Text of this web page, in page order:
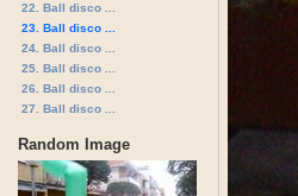
22. Ball disco ...
23. Ball disco ...
24. Ball disco ...
25. Ball disco ...
26. Ball disco ...
27. Ball disco ...
Random Image